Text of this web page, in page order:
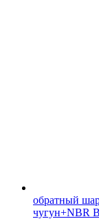
обратный
чугун+NBR